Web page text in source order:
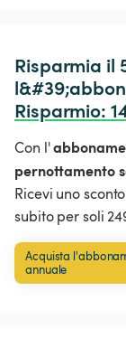
Risparmia il
Risparmio:
Con l'
pernottamento
Ricevi uno
subito per soli
Acquista
annuale